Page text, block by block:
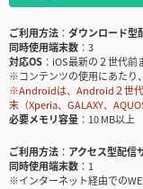
ご利用方法
ダウンロード型
同時使用端末数
3
対応OS
iOS最新の２世代
※コンテンツの使用にあたり
※Androidは、Android２世代
末（Xperia、GALAXY、
必要メモリ容量
10 MB以上
ご利用方法
アクセス型配信
同時使用端末数
1
※インターネット経由での